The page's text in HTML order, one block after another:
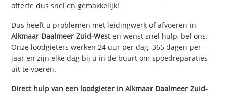
offerte dus snel en gemakkelijk!
Dus heeft u problemen met leidingwerk of afvoeren in
Alkmaar Daalmeer Zuid-Westen wenst snel hulp, bel ons.
Onze loodgieters werken 24 uur per dag, 365 dagen per
jaar en zijn elke dag bij u in de buurt om spoedreparaties
uit te voeren.
Direct hulp van een loodgieter inAlkmaar Daalmeer Zuid-